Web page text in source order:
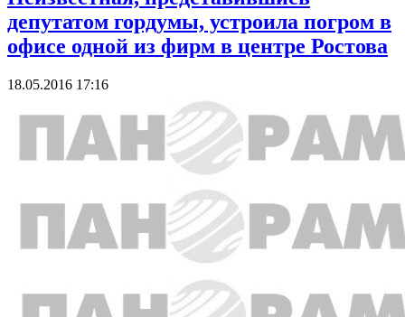
депутатом гордумы, устроила погром в
офисе одной из фирм в центре Ростова
18.05.2016 17:16